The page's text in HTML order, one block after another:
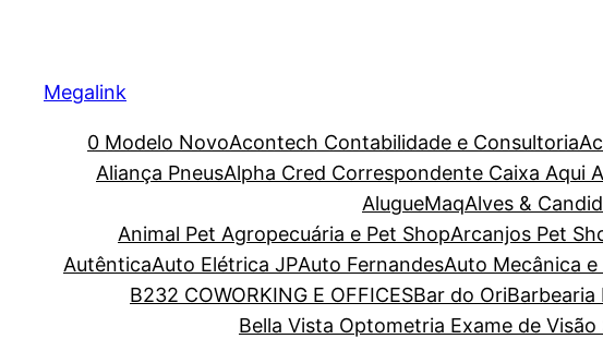
Megalink
0 Modelo NovoAcontech Contabilidade e Consultoria
Aliança PneusAlpha Cred Correspondente Caixa Aqui
AlugueMaqAlves &
Animal Pet Agropecuária e Pet ShopArcanjos Pet
AutênticaAuto Elétrica JPAuto FernandesAuto Mecânica
B232 COWORKING E OFFICESBar do OriBarbearia
Bella Vista Optometria Exame de Visão